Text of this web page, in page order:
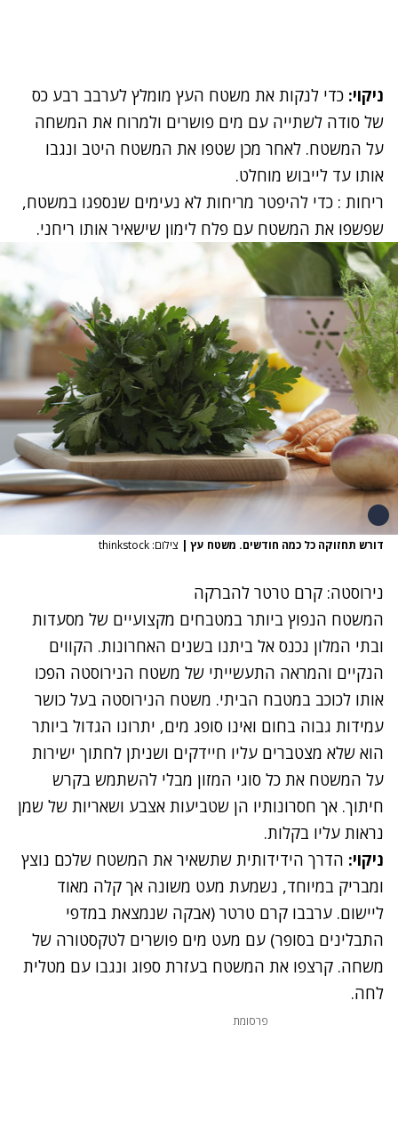
ניקוי: כדי לנקות את משטח העץ מומלץ לערבב רבע כס
של סודה לשתייה עם מים פושרים ולמרוח את המשחה
על המשטח. לאחר מכן שטפו את המשטח היטב ונגבו
אותו עד לייבוש מוחלט.
ריחות : כדי להיפטר מריחות לא נעימים שנספגו במשטח,
שפשפו את המשטח עם פלח לימון שישאיר אותו ריחני.
דורש תחזוקה כל כמה חודשים. משטח עץ | צילום: thinkstock
נירוסטה: קרם טרטר להברקה
המשטח הנפוץ ביותר במטבחים מקצועיים של מסעדות
ובתי המלון נכנס אל ביתנו בשנים האחרונות. הקווים
הנקיים והמראה התעשייתי של משטח הנירוסטה הפכו
אותו לכוכב במטבח הביתי. משטח הנירוסטה בעל כושר
עמידות גבוה בחום ואינו סופג מים, יתרונו הגדול ביותר
הוא שלא מצטברים עליו חיידקים ושניתן לחתוך ישירות
על המשטח את כל סוגי המזון מבלי להשתמש בקרש
חיתוך. אך חסרונותיו הן שטביעות אצבע ושאריות של שמן
נראות עליו בקלות.
ניקוי: הדרך הידידותית שתשאיר את המשטח שלכם נוצץ
ומבריק במיוחד, נשמעת מעט משונה אך קלה מאוד
ליישום. ערבבו קרם טרטר (אבקה שנמצאת במדפי
התבלינים בסופר) עם מעט מים פושרים לטקסטורה של
משחה. קרצפו את המשטח בעזרת ספוג ונגבו עם מטלית
לחה.
פרסומת